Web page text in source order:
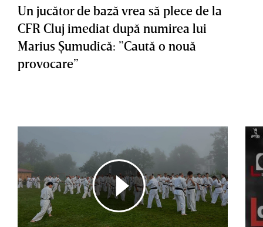
Un jucător de bază vrea să plece de la
CFR Cluj imediat după numirea lui
Marius Şumudică: ”Caută o nouă
provocare”